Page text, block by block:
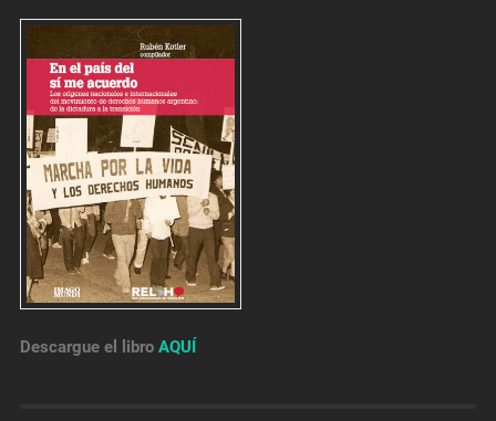
Descargue el libro AQUÍ